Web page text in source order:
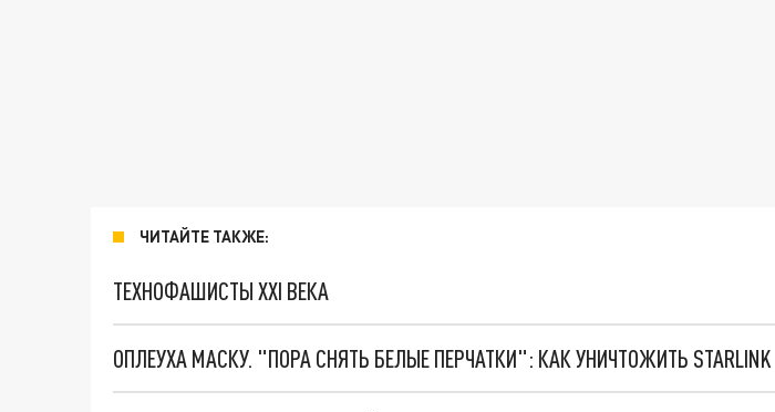
ЧИТАЙТЕ ТАКЖЕ:
ТЕХНОФАШИСТЫ XXI ВЕКА
ОПЛЕУХА МАСКУ. "ПОРА СНЯТЬ БЕЛЫЕ ПЕРЧАТКИ": КАК УНИЧТОЖИТЬ STARLINK